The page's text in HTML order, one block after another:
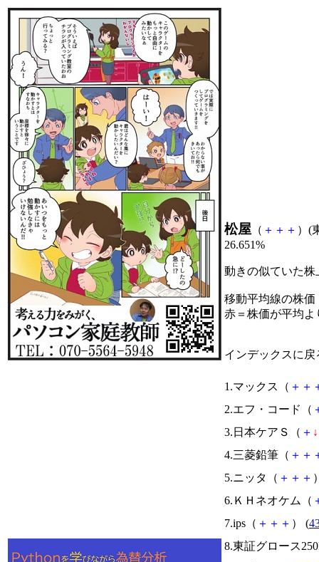
松屋 （ ＋ ＋ ＋ ）(
26.651%
動きの似ていた
移動平均線の株価
赤＝株価が平均
インデックスに戻
1.マックス（ ＋ ＋
2.エフ・コード（
3.日本ケアＳ（ ＋ ↓
4.三菱鉛筆（ ＋ ＋
5.ニッタ（ ＋ ＋ ＋
6.ＫＨネオケム（
7.ips（ ＋ ＋ ＋ ） (
8.東証グロース